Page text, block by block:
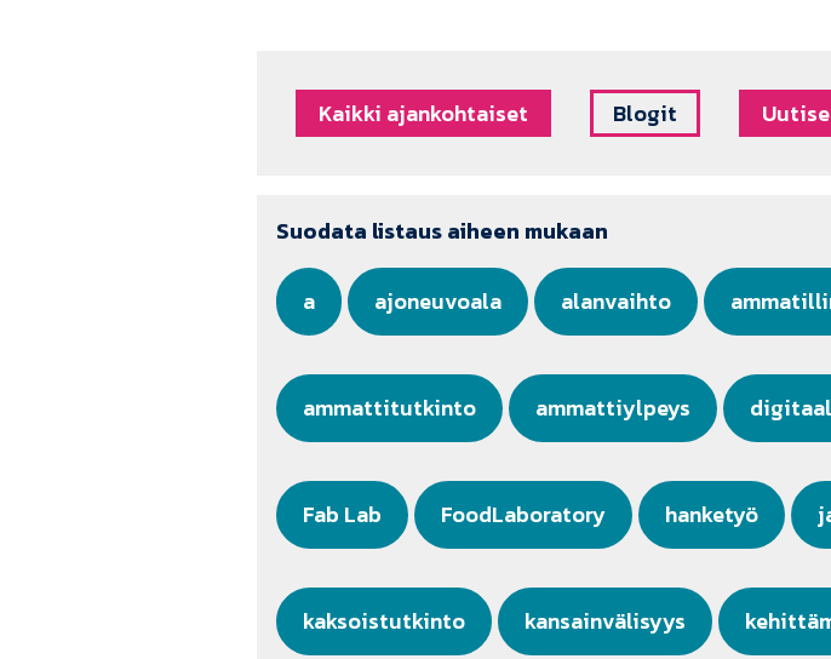
Kaikki ajankohtaiset Blogit
Suodata listaus aiheen mukaan
a ajoneuvoala alanvaihto
ammattitutkinto ammattiylpeys
Fab Lab FoodLaboratory hanketyö
kaksoistutkinto kansainvälisyys